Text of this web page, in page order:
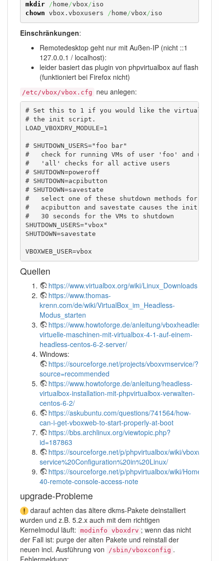
mkdir / home/vbox/
chown vbox.vboxusers / home/vbox/iso
Einschränkungen:
Remotedesktop geht nur mit Außen-IP (nicht ::1
127.0.0.1 / localhost):
leider basiert das plugin von phpvirtualbox auf flash
(funktioniert bei Firefox nicht)
/etc/vbox/vbox.cfg neu anlegen:
# Set this to 1 if you would like the virtualbox
# the init script.
LOAD_VBOXDRV_MODULE=1
# SHUTDOWN_USERS="foo bar"
#   check for running VMs of user 'foo' and user
#   'all' checks for all active users
# SHUTDOWN=poweroff
# SHUTDOWN=acpibutton
# SHUTDOWN=savestate
#   select one of these shutdown methods for
#   acpibutton and savestate causes the init
#   30 seconds for the VMs to shutdown
SHUTDOWN_USERS="vbox"
SHUTDOWN=savestate
VBOXWEB_USER=vbox
Quellen
https://www.virtualbox.org/wiki/Linux_Downloads
https://www.thomas-
krenn.com/de/wiki/VirtualBox_im_Headless-
Modus_starten
https://www.howtoforge.de/anleitung/vboxheadless-
virtuelle-maschinen-mit-virtualbox-4-1-auf-einem-
headless-centos-6-2-server/
Windows:
https://sourceforge.net/projects/vboxvmservice/?
source=recommended
https://www.howtoforge.de/anleitung/headless-
virtualbox-installation-mit-phpvirtualbox-verwalten-
centos-6-2/
https://askubuntu.com/questions/741564/how-
can-i-get-vboxweb-to-start-properly-at-boot
https://bbs.archlinux.org/viewtopic.php?
id=187863
https://sourceforge.net/p/phpvirtualbox/wiki/vboxweb-
service%20Configuration%20in%20Linux/
https://sourceforge.net/p/phpvirtualbox/wiki/Home/
40-remote-console-access-note
upgrade-Probleme
darauf achten das ältere dkms-Pakete deinstalliert
wurden und z.B. 5.2.x auch mit dem richtigen
Kernelmodul läuft: modinfo vboxdrv ; wenn das nicht
der Fall ist: purge der alten Pakete und reinstall der
neuen incl. Ausführung von
/sbin/vboxconfig .